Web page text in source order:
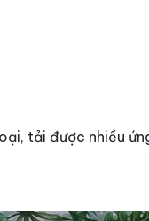
tải được nhiều